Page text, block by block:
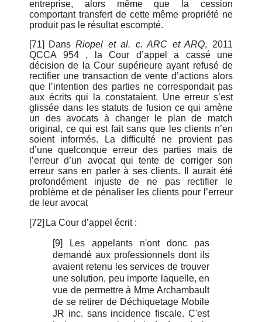
entreprise, alors même que la cession
comportant transfert de cette même propriété ne
produit pas le résultat escompté.
[71]
DansRiopel et al. c. ARC et ARQ, 2011
QCCA 954 , la Cour d’appel a cassé une
décision de la Cour supérieure ayant refusé de
rectifier une transaction de vente d’actions alors
que l’intention des parties ne correspondait pas
aux écrits qui la constataient. Une erreur s’est
glissée dans les statuts de fusion ce qui amène
un des avocats à changer le plan de match
original, ce qui est fait sans que les clients n’en
soient informés. La difficulté ne provient pas
d’une quelconque erreur des parties mais de
l’erreur d’un avocat qui tente de corriger son
erreur sans en parler à ses clients. Il aurait été
profondément injuste de ne pas rectifier le
problème et de pénaliser les clients pour l’erreur
de leur avocat
[72] La Cour d’appel écrit :
[9] Les appelants n'ont donc pas
demandé aux professionnels dont ils
avaient retenu les services de trouver
une solution, peu importe laquelle, en
vue de permettre à Mme Archambault
de se retirer de Déchiquetage Mobile
JR inc. sans incidence fiscale. C'est